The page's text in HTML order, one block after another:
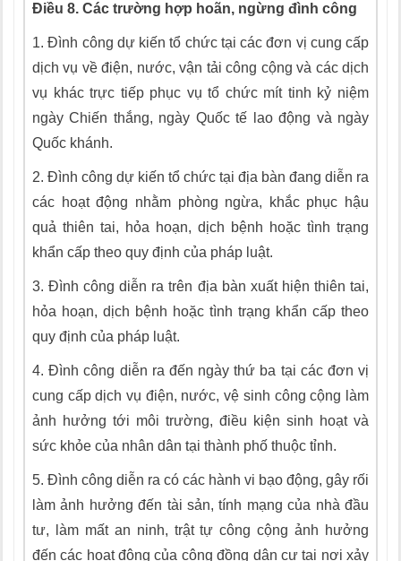
Điều 8. Các trường hợp hoãn, ngừng đình công
1.Đình công dự kiến tổ chức tại các đơn vị cung cấp
dịch vụ về điện, nước, vận tải công cộng và các dịch
vụ khác trực tiếp phục vụ tổ chức mít tinh kỷ niệm
ngày Chiến thắng, ngày Quốc tế lao động và ngày
Quốc khánh.
2. Đình công dự kiến tổ chức tại địa bàn đang diễn ra
các hoạt động nhằm phòng ngừa, khắc phục hậu
quả thiên tai, hỏa hoạn, dịch bệnh hoặc tình trạng
khẩn cấp theo quy định của pháp luật.
3.Đình công diễn ra trên địa bàn xuất hiện thiên tai,
hỏa hoạn, dịch bệnh hoặc tình trạng khẩn cấp theo
quy định của pháp luật.
4.Đình công diễn ra đến ngày thứ ba tại các đơn vị
cung cấp dịch vụ điện, nước, vệ sinh công cộng làm
ảnh hưởng tới môi trường, điều kiện sinh hoạt và
sức khỏe của nhân dân tại thành phố thuộc tỉnh.
5. Đình công diễn ra có các hành vi bạo động, gây rối
làm ảnh hưởng đến tài sản, tính mạng của nhà đầu
tư, làm mất an ninh, trật tự công cộng ảnh hưởng
đến các hoạt động của cộng đồng dân cư tại nơi xảy